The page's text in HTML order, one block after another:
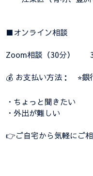
■オンライン相談
Zoom相談（30分）
💰 お支払い方法： ⭐︎
・ちょっと聞きたい
・外出が難しい
👉ご自宅から気軽にご